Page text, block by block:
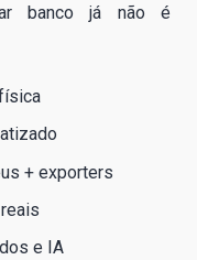
banco já não é
+ exporters
e IA